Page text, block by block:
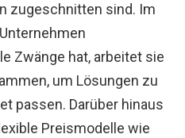
zugeschnitten sind. Im
Zwänge hat, arbeitet sie
um Lösungen zu
passen. Darüber hinaus
Preismodelle wie